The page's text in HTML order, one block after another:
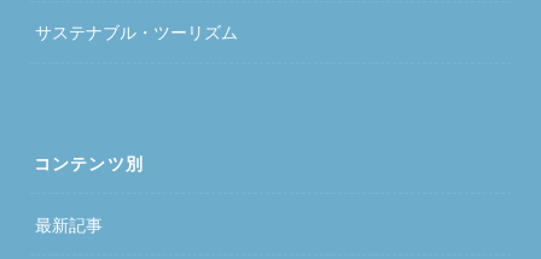
サステナブル・ツーリズム
コンテンツ別
最新記事